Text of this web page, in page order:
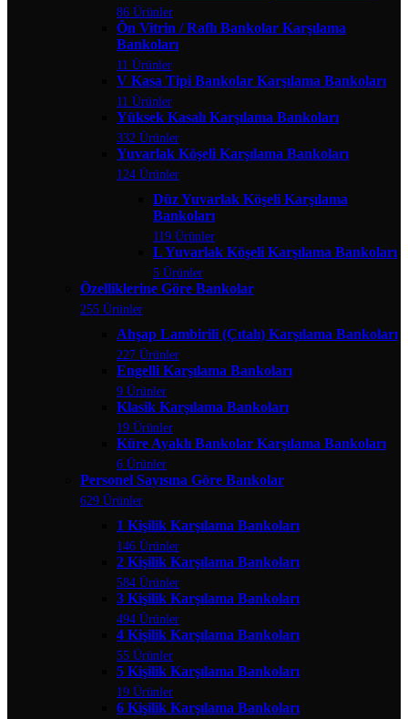
86 Ürünler
Ön Vitrin / Raflı Bankolar Karşılama
Bankoları
11 Ürünler
V Kasa Tipi Bankolar Karşılama Bankoları
11 Ürünler
Yüksek Kasalı Karşılama Bankoları
332 Ürünler
Yuvarlak Köşeli Karşılama Bankoları
124 Ürünler
Düz Yuvarlak Köşeli Karşılama
Bankoları
119 Ürünler
L Yuvarlak Köşeli Karşılama Bankoları
5 Ürünler
Özelliklerine Göre Bankolar
255 Ürünler
Ahşap Lambirili (Çıtalı) Karşılama Bankoları
227 Ürünler
Engelli Karşılama Bankoları
9 Ürünler
Klasik Karşılama Bankoları
19 Ürünler
Küre Ayaklı Bankolar Karşılama Bankoları
6 Ürünler
Personel Sayısına Göre Bankolar
629 Ürünler
1 Kişilik Karşılama Bankoları
146 Ürünler
2 Kişilik Karşılama Bankoları
584 Ürünler
3 Kişilik Karşılama Bankoları
494 Ürünler
4 Kişilik Karşılama Bankoları
55 Ürünler
5 Kişilik Karşılama Bankoları
19 Ürünler
6 Kişilik Karşılama Bankoları